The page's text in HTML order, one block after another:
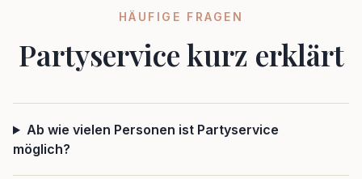
HÄUFIGE FRAGEN
Partyservice kurz erklärt
Ab wie vielen Personen ist Partyservice
möglich?